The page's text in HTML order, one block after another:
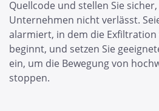
Quellcode und stellen Sie
Unternehmen nicht verlässt.
alarmiert, in dem die Exfiltration
beginnt, und setzen Sie
ein, um die Bewegung von
stoppen.